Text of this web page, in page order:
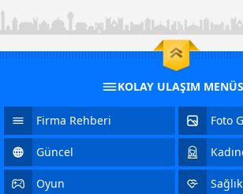
KOLAY ULAŞIM
Firma Rehberi Foto
Güncel
Oyun Sağlık